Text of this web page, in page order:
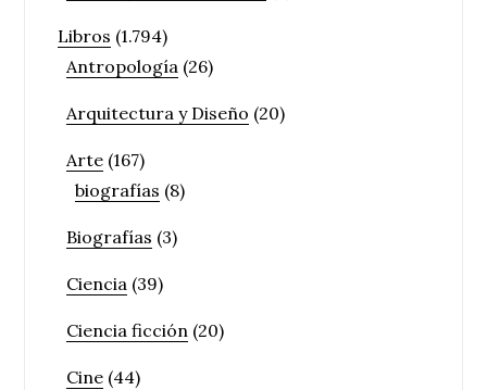
Libros (1.794)
Antropología (26)
Arquitectura y Diseño (20)
Arte (167)
biografías (8)
Biografías (3)
Ciencia (39)
Ciencia ficción (20)
Cine (44)